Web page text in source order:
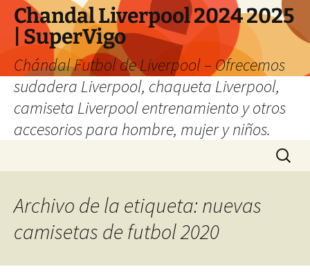
Chandal Liverpool 2024 2025
| SuperVigo
Chándal Futbol de Liverpool – Ofrecemos
sudadera Liverpool, chaqueta Liverpool,
camiseta Liverpool entrenamiento y otros
accesorios para hombre, mujer y niños.
Buscar:
Archivo de la etiqueta: nuevas
camisetas de futbol 2020